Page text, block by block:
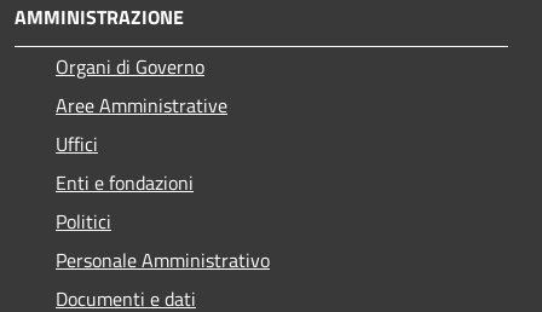
AMMINISTRAZIONE
Organi di Governo
Aree Amministrative
Uffici
Enti e fondazioni
Politici
Personale Amministrativo
Documenti e dati